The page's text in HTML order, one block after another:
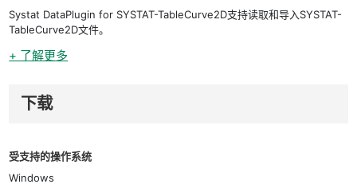
Systat DataPlugin for SYSTAT-TableCurve2D支持读取和导入SYSTAT-
TableCurve2D文件。
+ 了解更多
下载
受支持的操作系统
Windows